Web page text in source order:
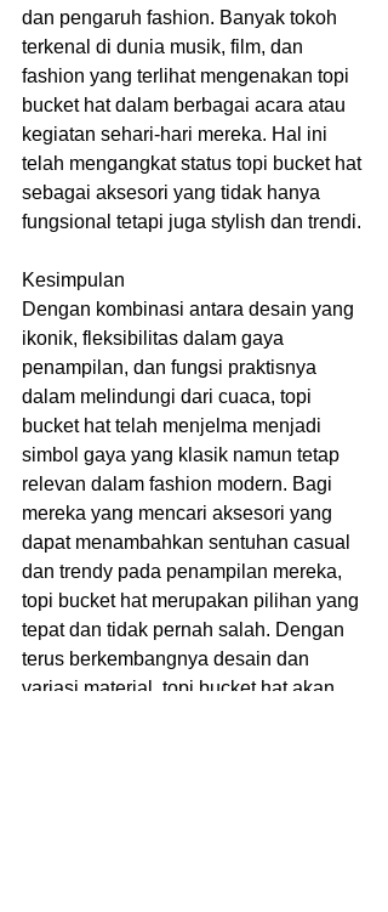
dan pengaruh fashion. Banyak tokoh
terkenal di dunia musik, film, dan
fashion yang terlihat mengenakan topi
bucket hat dalam berbagai acara atau
kegiatan sehari-hari mereka. Hal ini
telah mengangkat status topi bucket hat
sebagai aksesori yang tidak hanya
fungsional tetapi juga stylish dan trendi.
Kesimpulan
Dengan kombinasi antara desain yang
ikonik, fleksibilitas dalam gaya
penampilan, dan fungsi praktisnya
dalam melindungi dari cuaca, topi
bucket hat telah menjelma menjadi
simbol gaya yang klasik namun tetap
relevan dalam fashion modern. Bagi
mereka yang mencari aksesori yang
dapat menambahkan sentuhan casual
dan trendy pada penampilan mereka,
topi bucket hat merupakan pilihan yang
tepat dan tidak pernah salah. Dengan
terus berkembangnya desain dan
variasi material, topi bucket hat akan